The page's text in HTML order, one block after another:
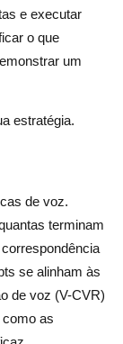
e executar
o que
um
estratégia.
de voz.
terminam
se alinham às
de voz (V-CVR)
as